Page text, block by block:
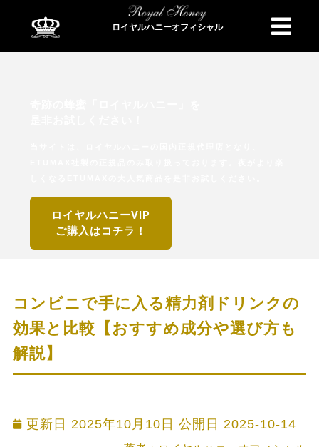
ロイヤルハニーオフィシャル
ロイヤルハニーVIP
ご購入はコチラ！
コンビニで手に入る精力剤ドリンクの
効果と比較【おすすめ成分や選び方も
解説】
更新日 2025年10月10日 公開日 2025-10-14